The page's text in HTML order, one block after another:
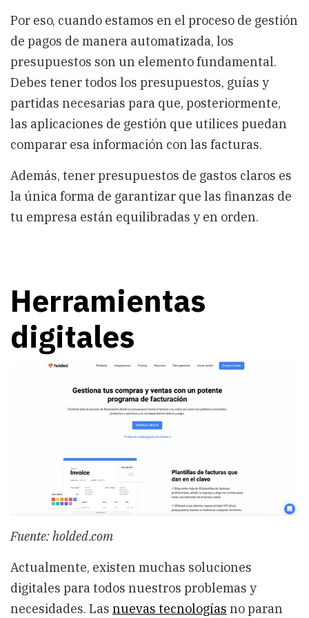
Por eso, cuando estamos en el proceso de gestión
de pagos de manera automatizada, los
presupuestos son un elemento fundamental.
Debes tener todos los presupuestos, guías y
partidas necesarias para que, posteriormente,
las aplicaciones de gestión que utilices puedan
comparar esa información con las facturas.
Además, tener presupuestos de gastos claros es
la única forma de garantizar que las finanzas de
tu empresa están equilibradas y en orden.
Herramientas
digitales
Fuente: holded.com
Actualmente, existen muchas soluciones
digitales para todos nuestros problemas y
necesidades. Las nuevas tecnologías no paran